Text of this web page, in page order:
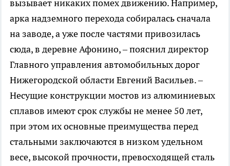
вызывает никаких помех движению. Например,
арка надземного перехода собиралась сначала
на заводе, а уже после частями привозилась
сюда, в деревне Афонино, – пояснил директор
Главного управления автомобильных дорог
Нижегородской области Евгений Васильев. –
Несущие конструкции мостов из алюминиевых
сплавов имеют срок службы не менее 50 лет,
при этом их основные преимущества перед
стальными заключаются в низком удельном
весе, высокой прочности, превосходящей сталь